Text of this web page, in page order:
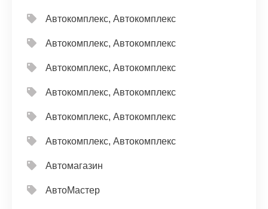
Автокомплекс, Автокомплекс
Автокомплекс, Автокомплекс
Автокомплекс, Автокомплекс
Автокомплекс, Автокомплекс
Автокомплекс, Автокомплекс
Автокомплекс, Автокомплекс
Автомагазин
АвтоМастер